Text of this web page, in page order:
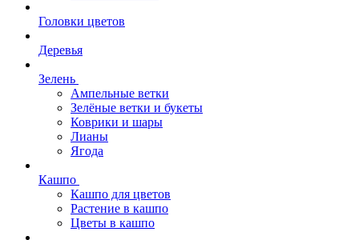
Головки цветов
Деревья
Зелень
Ампельные ветки
Зелёные ветки и букеты
Коврики и шары
Лианы
Ягода
Кашпо
Кашпо для цветов
Растение в кашпо
Цветы в кашпо